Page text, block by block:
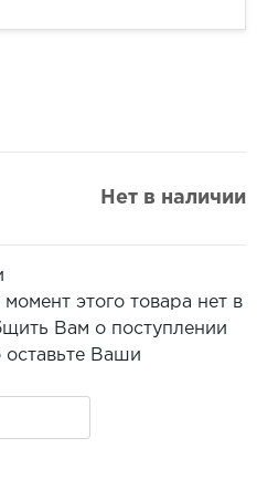
Нет в наличии
этого товара нет в
Вам о поступлении
оставьте Ваши